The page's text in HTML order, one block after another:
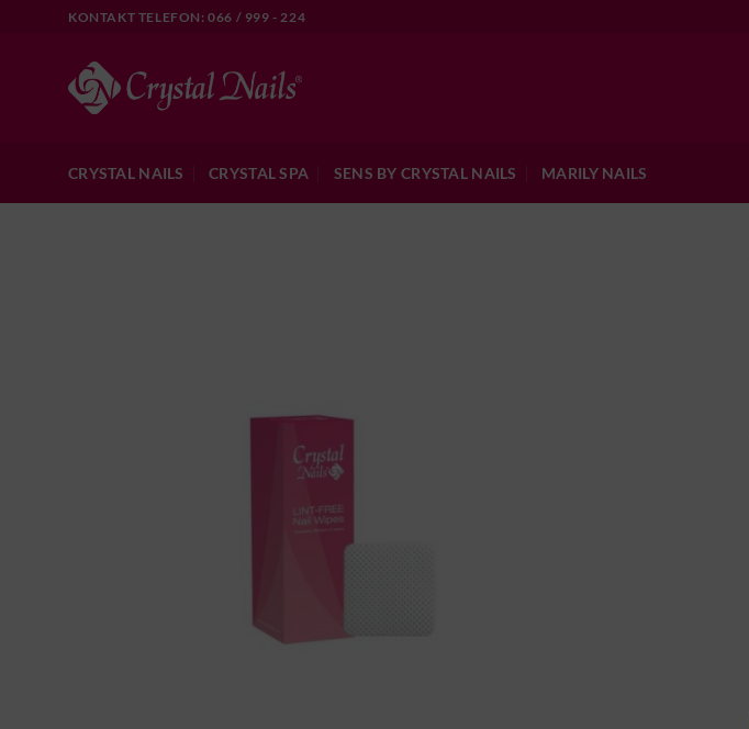
KONTAKT TELEFON: 066 / 999 - 224
CRYSTAL NAILS CRYSTAL SPA SENS BY CRYSTAL NAILS MARILY NAILS